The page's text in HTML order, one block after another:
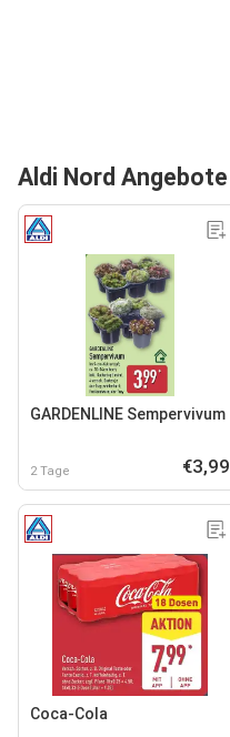
Aldi Nord Angebote
GARDENLINE Sempervivum
2 Tage €3,99
Coca-Cola